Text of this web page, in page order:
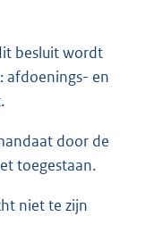
besluit wordt
afdoenings- en
door de
toegestaan.
niet te zijn